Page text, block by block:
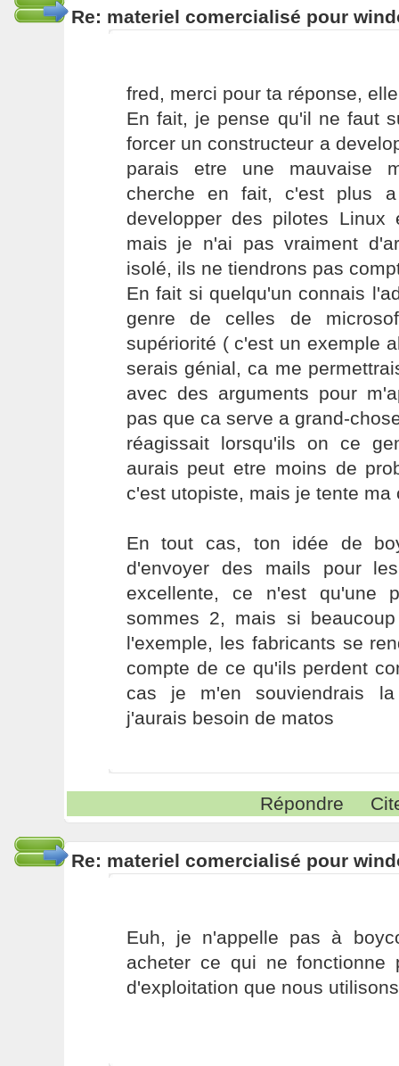
Re: materiel comercialisé pour
fred, merci pour ta réponse,
En fait, je pense qu'il ne faut
forcer un constructeur a
parais etre une mauvaise
cherche en fait, c'est plus
developper des pilotes Linux
mais je n'ai pas vraiment
isolé, ils ne tiendrons pas
En fait si quelqu'un connais
genre de celles de
supériorité ( c'est un exemple
serais génial, ca me
avec des arguments pour
pas que ca serve a grand-
réagissait lorsqu'ils on ce
aurais peut etre moins de
c'est utopiste, mais je tente ma
En tout cas, ton idée de
d'envoyer des mails pour
excellente, ce n'est qu'une
sommes 2, mais si
l'exemple, les fabricants se
compte de ce qu'ils perdent
cas je m'en souviendrais
j'aurais besoin de matos
Répondre
Re: materiel comercialisé pour
Euh, je n'appelle pas à
acheter ce qui ne fonctionne
d'exploitation que nous utilisons